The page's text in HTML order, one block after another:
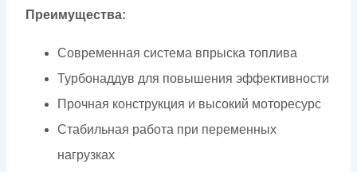
Преимущества:
Современная система впрыска топлива
Турбонаддув для повышения эффективности
Прочная конструкция и высокий моторесурс
Стабильная работа при переменных
нагрузках